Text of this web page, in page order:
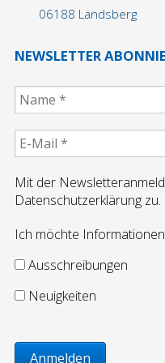
06188 Landsberg
NEWSLETTER
Mit der
Datenschutzerklärung zu.
Ich möchte
Ausschreibungen
Neuigkeiten